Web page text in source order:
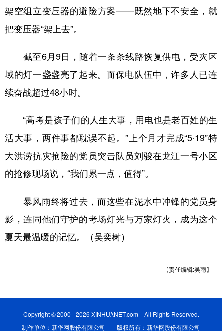
架空组立变压器的避险方案——既然地下不安全，就
把变压器“架上去”。
截至6月9日，随着一条条线路恢复供电，受灾区
域的灯一盏盏亮了起来。而保电队伍中，许多人已连
续奋战超过48小时。
“高考是孩子们的人生大事，用电也是老百姓的生
活大事，两件事都耽误不起。”上个月才完成“5·19”特
大洪涝抗灾抢险的党员突击队员刘骏在龙江一号小区
的抢修现场说，“我们累一点，值得”。
暴风雨终将过去，而这些在泥水中冲锋的党员身
影，连同他们守护的考场灯光与万家灯火，成为这个
夏天最温暖的记忆。（吴奕树）
【责任编辑:吴雨】
Copyright © 2000 - 2026 XINHUANET.com All Rights Reserved.
制作单位：新华网股份有限公司 版权所有：新华网股份有限公司